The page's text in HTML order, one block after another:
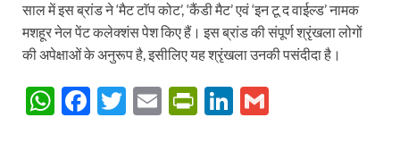
साल में इस ब्रांड ने ‘मैट टाॅप कोट’, ‘कैंडी मैट’ एवं ‘इन टू द वाईल्ड’ नामक
मशहूर नेल पेंट कलेक्शंस पेश किए हैं। इस ब्रांड की संपूर्ण श्रृंखला लोगों
की अपेक्षाओं के अनुरूप है, इसीलिए यह श्रृंखला उनकी पसंदीदा है।
W F
T
E
P
Li